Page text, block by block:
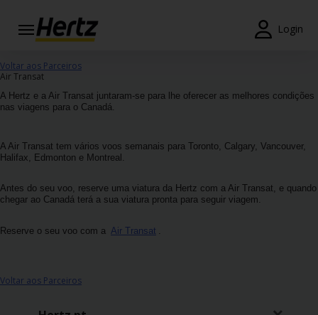
Login
Reservas
Modificar/Cancelar
Campanhas
Join /
Gold
Voltar aos Parceiros
Air Transat
A Hertz e a Air Transat juntaram-se para lhe oferecer as melhores condições
nas viagens para o Canadá.
A Air Transat tem vários voos semanais para Toronto, Calgary, Vancouver,
Halifax, Edmonton e Montreal.
Antes do seu voo, reserve uma viatura da Hertz com a Air Transat, e quando
chegar ao Canadá terá a sua viatura pronta para seguir viagem.
Reserve o seu voo com a Air Transat .
Voltar aos Parceiros